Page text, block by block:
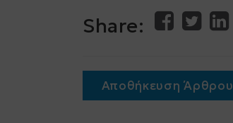
Share:
Αποθήκευση Άρθρου